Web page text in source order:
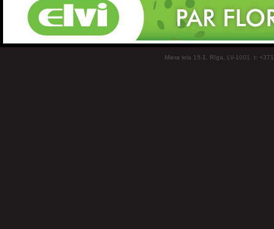
Miera iela 15-1, Rīga, LV-1001, t: